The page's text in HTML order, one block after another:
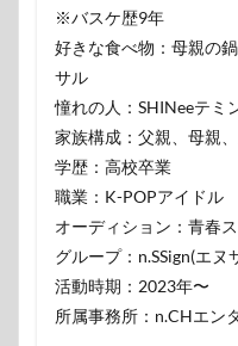
※バスケ歴9年
好きな食べ物：母親の
サル
憧れの人：SHINeeテミ
家族構成：父親、母親
学歴：高校卒業
職業：K-POPアイドル
オーディション：青春
グループ：n.SSign(エヌ
活動時期：2023年〜
所属事務所：n.CHエン